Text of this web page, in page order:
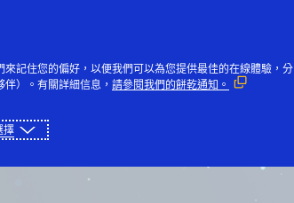
記住您的偏好，以便我們可以為您提供最佳的在線體驗，分
）。有關詳細信息， 請參閱我們的餅乾通知。
擇